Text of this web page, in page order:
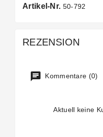
Artikel-Nr. 50-792
REZENSION
Kommentare (0)
Aktuell keine